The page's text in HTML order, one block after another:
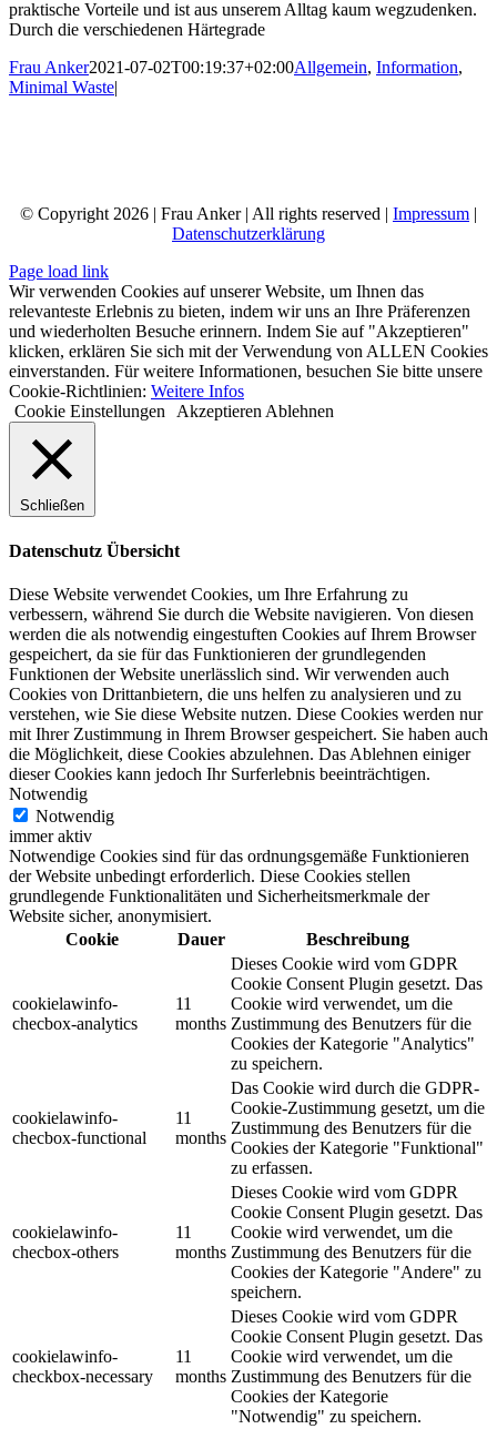
praktische Vorteile und ist aus unserem Alltag kaum wegzudenken.
Durch die verschiedenen Härtegrade
Frau Anker2021-07-02T00:19:37+02:00Allgemein, Information,
Minimal Waste|
© Copyright 2026 | Frau Anker | All rights reserved | Impressum |
Datenschutzerklärung
Page load link
Wir verwenden Cookies auf unserer Website, um Ihnen das
relevanteste Erlebnis zu bieten, indem wir uns an Ihre Präferenzen
und wiederholten Besuche erinnern. Indem Sie auf "Akzeptieren"
klicken, erklären Sie sich mit der Verwendung von ALLEN Cookies
einverstanden. Für weitere Informationen, besuchen Sie bitte unsere
Cookie-Richtlinien: Weitere Infos
Cookie Einstellungen
Akzeptieren Ablehnen
Schließen
Datenschutz Übersicht
Diese Website verwendet Cookies, um Ihre Erfahrung zu
verbessern, während Sie durch die Website navigieren. Von diesen
werden die als notwendig eingestuften Cookies auf Ihrem Browser
gespeichert, da sie für das Funktionieren der grundlegenden
Funktionen der Website unerlässlich sind. Wir verwenden auch
Cookies von Drittanbietern, die uns helfen zu analysieren und zu
verstehen, wie Sie diese Website nutzen. Diese Cookies werden nur
mit Ihrer Zustimmung in Ihrem Browser gespeichert. Sie haben auch
die Möglichkeit, diese Cookies abzulehnen. Das Ablehnen einiger
dieser Cookies kann jedoch Ihr Surferlebnis beeinträchtigen.
Notwendig
Notwendig
immer aktiv
Notwendige Cookies sind für das ordnungsgemäße Funktionieren
der Website unbedingt erforderlich. Diese Cookies stellen
grundlegende Funktionalitäten und Sicherheitsmerkmale der
Website sicher, anonymisiert.
Cookie
Dauer Beschreibung
cookielawinfo-
checbox-analytics
11
months
Dieses Cookie wird vom GDPR
Cookie Consent Plugin gesetzt. Das
Cookie wird verwendet, um die
Zustimmung des Benutzers für die
Cookies der Kategorie "Analytics"
zu speichern.
cookielawinfo-
checbox-functional
11
months
Das Cookie wird durch die GDPR-
Cookie-Zustimmung gesetzt, um die
Zustimmung des Benutzers für die
Cookies der Kategorie "Funktional"
zu erfassen.
cookielawinfo-
checbox-others
11
months
Dieses Cookie wird vom GDPR
Cookie Consent Plugin gesetzt. Das
Cookie wird verwendet, um die
Zustimmung des Benutzers für die
Cookies der Kategorie "Andere" zu
speichern.
cookielawinfo-
checkbox-necessary
11
months
Dieses Cookie wird vom GDPR
Cookie Consent Plugin gesetzt. Das
Cookie wird verwendet, um die
Zustimmung des Benutzers für die
Cookies der Kategorie
"Notwendig" zu speichern.